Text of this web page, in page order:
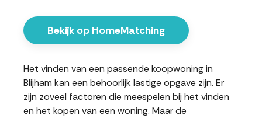
Bekijk op HomeMatching
Het vinden van een passende koopwoning in
Blijham kan een behoorlijk lastige opgave zijn. Er
zijn zoveel factoren die meespelen bij het vinden
en het kopen van een woning. Maar de